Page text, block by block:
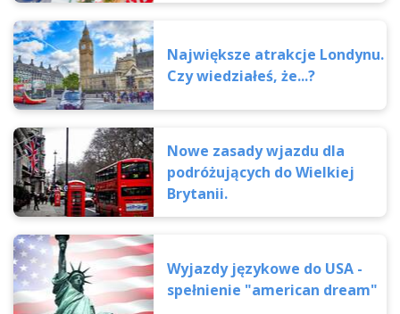
Największe atrakcje Londynu.
Czy wiedziałeś, że...?
Nowe zasady wjazdu dla
podróżujących do Wielkiej
Brytanii.
Wyjazdy językowe do USA -
spełnienie "american dream"